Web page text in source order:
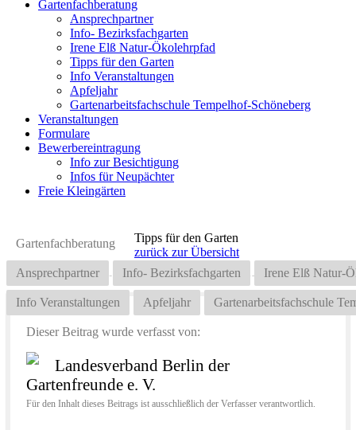
Gartenfachberatung
Ansprechpartner
Info- Bezirksfachgarten
Irene Elß Natur-Ökolehrpfad
Tipps für den Garten
Info Veranstaltungen
Apfeljahr
Gartenarbeitsfachschule Tempelhof-Schöneberg
Veranstaltungen
Formulare
Bewerbereintragung
Info zur Besichtigung
Infos für Neupächter
Freie Kleingärten
Gartenfachberatung
Ansprechpartner Info- Bezirksfachgarten Irene Elß Natur-
Info Veranstaltungen Apfeljahr Gartenarbeitsfachschule
Tipps für den Garten
zurück zur Übersicht
Dieser Beitrag wurde verfasst von:
Landesverband Berlin der
Gartenfreunde e. V.
Für den Inhalt dieses Beitrags ist ausschließlich der Verfasser verantwortlich.